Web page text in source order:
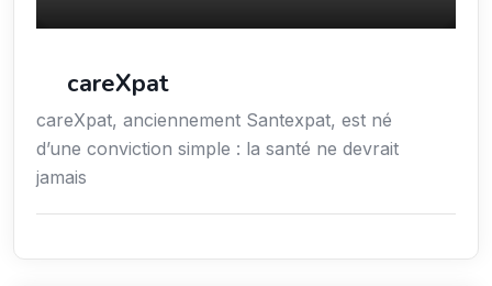
careXpat
careXpat, anciennement Santexpat, est né
d’une conviction simple : la santé ne devrait
jamais